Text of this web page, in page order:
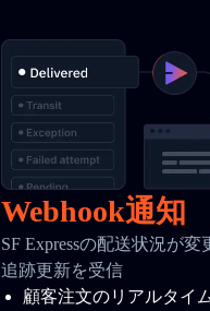
Webhook通知
SF Expressの配送状況が
追跡更新を受信
顧客注文のリアルタイ